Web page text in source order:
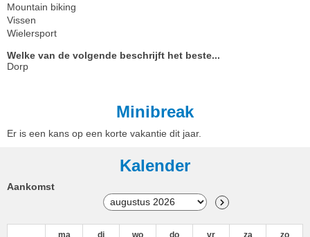
Mountain biking
Vissen
Wielersport
Welke van de volgende beschrijft het beste...
Dorp
Minibreak
Er is een kans op een korte vakantie dit jaar.
Kalender
Aankomst
ma di wo do vr za zo